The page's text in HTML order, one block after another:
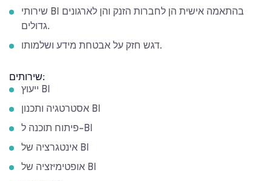
שירותי BI בהתאמה אישית הן לחברות הזנק והן לארגונים
גדולים.
דגש חזק על אבטחת מידע ושלמותו.
שירותים:
ייעוץ BI
אסטרטגיה ותכנון BI
פיתוח תוכנה ל-BI
אינטגרציה של BI
אופטימיזציה של BI